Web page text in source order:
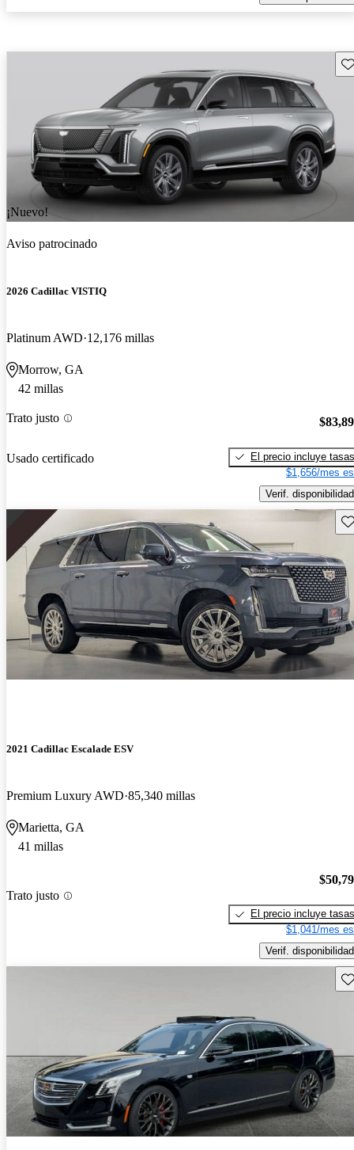
¡Nuevo!
Aviso patrocinado
2026 Cadillac VISTIQ
Platinum AWD 12,176 millas
Morrow, GA
42 millas
Trato justo
Usado certificado
El precio incluye tasas
$1,656/mes
Verif. disponibilidad
2021 Cadillac Escalade ESV
Premium Luxury AWD 85,340 millas
Marietta, GA
41 millas
Trato justo
El precio incluye tasas
$1,041/mes
Verif. disponibilidad